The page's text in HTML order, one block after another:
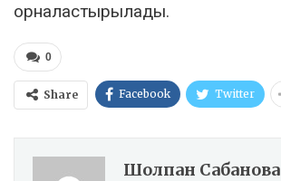
орналастырылады.
0
Share Facebook Twitter
Шолпан Сабанова